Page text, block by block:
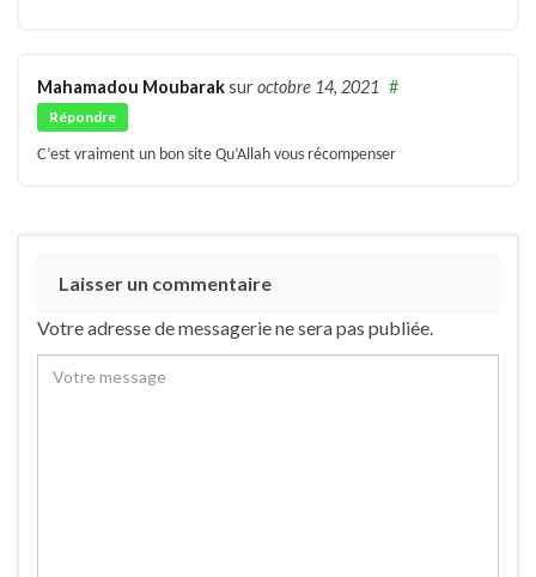
Mahamadou Moubaraksur octobre 14, 2021 #
Répondre
C’est vraiment un bon site Qu’Allah vous récompenser
Laisser un commentaire
Votre adresse de messagerie ne sera pas publiée.